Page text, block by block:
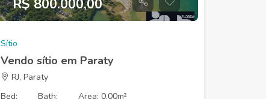
R$ 800.000,00
Sítio
Vendo sítio em Paraty
RJ, Paraty
Bed:
Bath: Area: 0.00m²